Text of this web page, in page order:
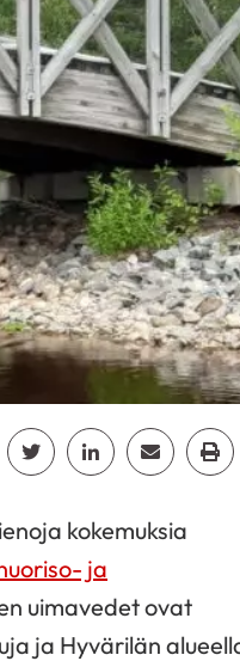
Facebook
Jaa TwitterJaa LinkedinJaa Email
kokemuksia
ja
uimavedet ovat
ja Hyvärilän